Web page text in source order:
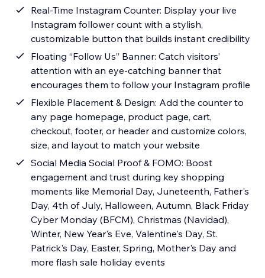
Real-Time Instagram Counter: Display your live
Instagram follower count with a stylish,
customizable button that builds instant credibility
Floating “Follow Us” Banner: Catch visitors’
attention with an eye-catching banner that
encourages them to follow your Instagram profile
Flexible Placement & Design: Add the counter to
any page homepage, product page, cart,
checkout, footer, or header and customize colors,
size, and layout to match your website
Social Media Social Proof & FOMO: Boost
engagement and trust during key shopping
moments like Memorial Day, Juneteenth, Father's
Day, 4th of July, Halloween, Autumn, Black Friday
Cyber Monday (BFCM), Christmas (Navidad),
Winter, New Year's Eve, Valentine's Day, St.
Patrick's Day, Easter, Spring, Mother's Day and
more flash sale holiday events